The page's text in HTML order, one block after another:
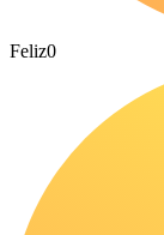
Feliz0